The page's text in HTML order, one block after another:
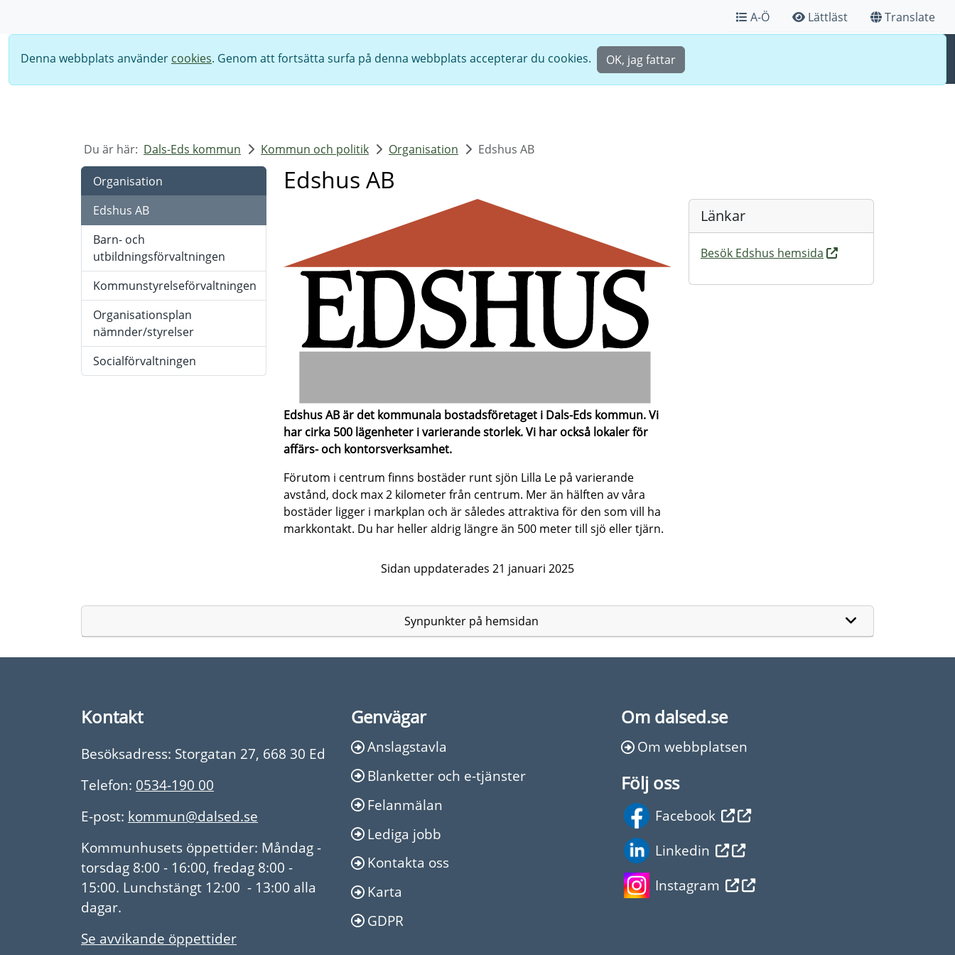
A-Ö Lättläst
Translate
Denna webbplats använder cookies. Genom att fortsätta surfa på denna webbplats accepterar du cookies. OK, jag fattar
Du är här: Dals-Eds kommun Kommun och politik Organisation Edshus AB
Organisation
Edshus AB
Barn- och
utbildningsförvaltningen
Kommunstyrelseförvaltningen
Organisationsplan
nämnder/styrelser
Socialförvaltningen
Edshus AB
Edshus AB är det kommunala bostadsföretaget i Dals-Eds kommun. Vi
har cirka 500 lägenheter i varierande storlek. Vi har också lokaler för
affärs- och kontorsverksamhet.
Förutom i centrum finns bostäder runt sjön Lilla Le på varierande
avstånd, dock max 2 kilometer från centrum. Mer än hälften av våra
bostäder ligger i markplan och är således attraktiva för den som vill ha
markkontakt. Du har heller aldrig längre än 500 meter till sjö eller tjärn.
Länkar
Besök Edshus hemsida
Sidan uppdaterades 21 januari 2025
Synpunkter på hemsidan
Kontakt
Besöksadress: Storgatan 27, 668 30 Ed
Telefon: 0534-190 00
E-post: kommun@dalsed.se
Kommunhusets öppettider: Måndag -
torsdag 8:00 - 16:00, fredag 8:00 -
15:00. Lunchstängt 12:00 - 13:00 alla
dagar.
Se avvikande öppettider
Genvägar
Anslagstavla
Blanketter och e-tjänster
Felanmälan
Lediga jobb
Kontakta oss
Karta
GDPR
Om dalsed.se
Om webbplatsen
Följ oss
Facebook
Linkedin
Instagram